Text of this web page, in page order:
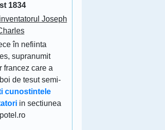
1834
Joseph
în nefiinta
supranumit
francez care a
de tesut semi-
cunostintele
in sectiunea